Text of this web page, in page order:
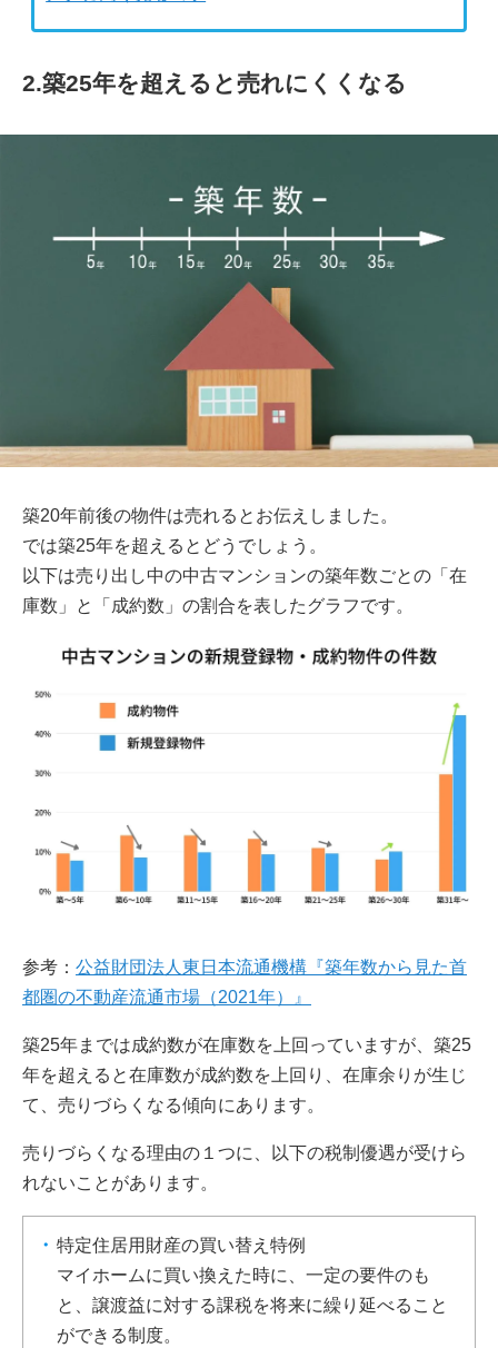
2.築25年を超えると売れにくくなる
築20年前後の物件は売れるとお伝えしました。
では築25年を超えるとどうでしょう。
以下は売り出し中の中古マンションの築年数ごとの「在
庫数」と「成約数」の割合を表したグラフです。
参考： 公益財団法人東日本流通機構『築年数から見た首
都圏の不動産流通市場（2021年）』
築25年までは成約数が在庫数を上回っていますが、築25
年を超えると在庫数が成約数を上回り、在庫余りが生じ
て、売りづらくなる傾向にあります。
売りづらくなる理由の１つに、以下の税制優遇が受けら
れないことがあります。
特定住居用財産の買い替え特例
マイホームに買い換えた時に、一定の要件のも
と、譲渡益に対する課税を将来に繰り延べること
ができる制度。